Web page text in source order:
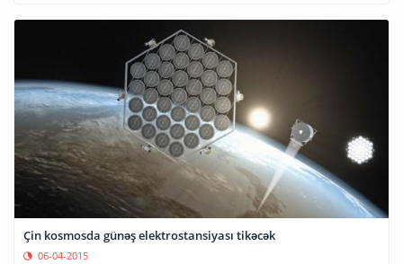
Çin kosmosda günəş elektrostansiyası tikəcək
06-04-2015